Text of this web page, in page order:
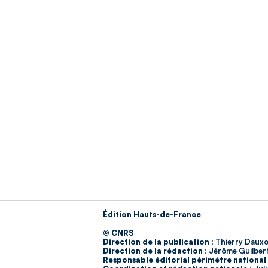
Édition Hauts-de-France
© CNRS
Direction de la publication : Thierry
Direction de la rédaction : Jérôme
Responsable éditorial périmètre national